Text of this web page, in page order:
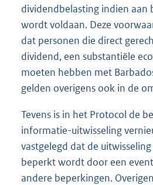
dividendbelasting indien aan
wordt voldaan. Deze
dat personen die direct
dividend, een substantiële
moeten hebben met
gelden overigens ook in de
Tevens is in het Protocol de
informatie-uitwisseling
vastgelegd dat de
beperkt wordt door een
andere beperkingen.